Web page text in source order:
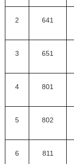
2 641
3 651
4 801
5 802
6 811